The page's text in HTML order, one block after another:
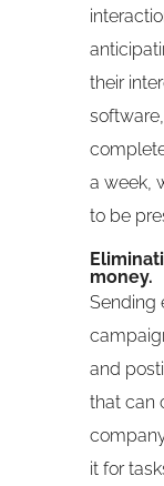
their
a week,
to be
money.
Sending
and
that can
it for